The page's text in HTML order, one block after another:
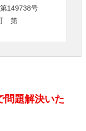
149738号
第
問題解決いた